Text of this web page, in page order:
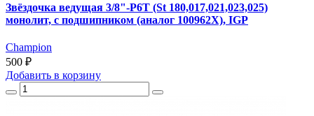
Звёздочка ведущая 3/8"-Р6Т (St 180,017,021,023,025)
монолит, с подшипником (аналог 100962Х), IGP
Champion
500 ₽
Добавить в корзину